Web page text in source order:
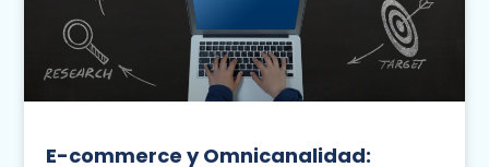
E-commerce y Omnicanalidad: